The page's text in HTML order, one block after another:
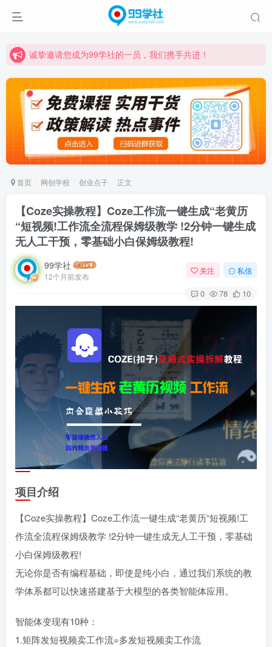
诚挚邀请您成为99学社的一员，我们携手共进！
诚挚邀请您成为99学社的一员，我们携手共进！
学习路上不孤独，99学社与你同行！分享全网优质VIP资源，炒股教程、创业教程、网络营销教程、自媒体短视频教程等，长期更新各大精品创业项目！
首页 网创学校 创业点子 正文
【Coze实操教程】Coze工作流一键生成“老黄历
“短视频!工作流全流程保姆级教学 !2分钟一键生成
无人工干预，零基础小白保姆级教程!
99学社
12个月前发布
关注 私信
0 78 10
项目介绍
【Coze实操教程】Coze工作流一键生成“老黄历“短视频!工
作流全流程保姆级教学 !2分钟一键生成无人工干预，零基础
小白保姆级教程!
无论你是否有编程基础，即使是纯小白，通过我们系统的教
学体系都可以快速搭建基于大模型的各类智能体应用。
智能体变现有10种：
1.矩阵发短视频卖工作流=多发短视频卖工作流